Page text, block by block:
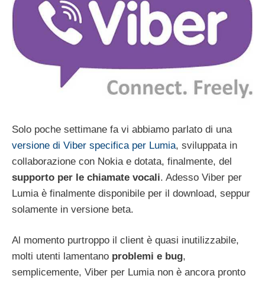
Solo poche settimane fa vi abbiamo parlato di una
versione di Viber specifica per Lumia, sviluppata in
collaborazione con Nokia e dotata, finalmente, del
supporto per le chiamate vocali. Adesso Viber per
Lumia è finalmente disponibile per il download, seppur
solamente in versione beta.
Al momento purtroppo il client è quasi inutilizzabile,
molti utenti lamentano problemi e bug,
semplicemente, Viber per Lumia non è ancora pronto